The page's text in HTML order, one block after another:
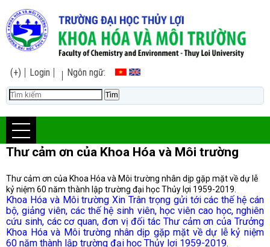
(+) Login Ngôn ngữ:
Thư cảm ơn của Khoa Hóa và Môi trường
Thư cảm ơn của Khoa Hóa và Môi trường nhân dịp gặp mặt về dự lễ
kỷ niệm 60 năm thành lập trường đại học Thủy lợi 1959-2019.
Khoa Hóa và Môi trường Xin Trân trọng gửi tới các thế hệ cán
bộ, giảng viên, các thế hệ sinh viên, học viên cao học, nghiên
cứu sinh, các cơ quan, đơn vị đối tác Thư cảm ơn của Trưởng
Khoa Hóa và Môi trường nhân dịp gặp mặt về dự lễ kỷ niệm
60 năm thành lập trường đại học Thủy lợi 1959-2019.